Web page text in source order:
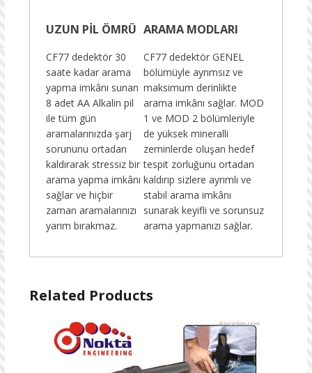
UZUN PİL ÖMRÜ
CF77 dedektör 30
saate kadar arama
yapma imkânı sunan
8 adet AA Alkalin pil
ile tüm gün
aramalarınızda şarj
sorununu ortadan
kaldırarak stressiz bir
arama yapma imkânı
sağlar ve hiçbir
zaman aramalarınızı
yarım bırakmaz.
ARAMA MODLARI
CF77 dedektör GENEL
bölümüyle ayrımsız ve
maksimum derinlikte
arama imkânı sağlar. MOD
1 ve MOD 2 bölümleriyle
de yüksek mineralli
zeminlerde oluşan hedef
tespit zorluğunu ortadan
kaldırıp sizlere ayrımlı ve
stabil arama imkânı
sunarak keyifli ve sorunsuz
arama yapmanızı sağlar.
Related Products